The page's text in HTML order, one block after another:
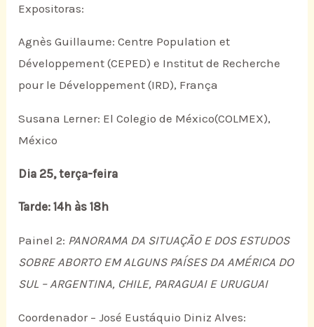
Expositoras:
Agnès Guillaume: Centre Population et
Développement (CEPED) e Institut de Recherche
pour le Développement (IRD), França
Susana Lerner: El Colegio de México(COLMEX),
México
Dia 25, terça-feira
Tarde: 14h às 18h
Painel 2: PANORAMA DA SITUAÇÃO E DOS ESTUDOS
SOBRE ABORTO EM ALGUNS PAÍSES DA AMÉRICA DO
SUL – ARGENTINA, CHILE, PARAGUAI E URUGUAI
Coordenador – José Eustáquio Diniz Alves: